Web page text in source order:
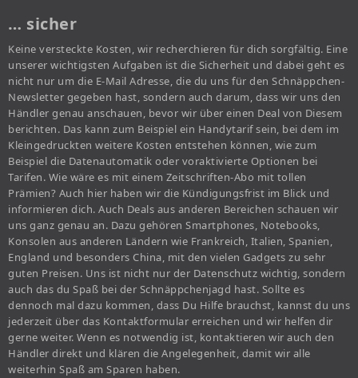
… sicher
Keine versteckte Kosten, wir recherchieren für dich sorgfältig. Eine
unserer wichtigsten Aufgaben ist die Sicherheit und dabei geht es
nicht nur um die E-Mail Adresse, die du uns für den Schnäppchen-
Newsletter gegeben hast, sondern auch darum, dass wir uns den
Händler genau anschauen, bevor wir über einen Deal von Diesem
berichten. Das kann zum Beispiel ein Handytarif sein, bei dem im
Kleingedruckten weitere Kosten entstehen können, wie zum
Beispiel die Datenautomatik oder voraktivierte Optionen bei
Tarifen. Wie wäre es mit einem Zeitschriften-Abo mit tollen
Prämien? Auch hier haben wir die Kündigungsfrist im Blick und
informieren dich. Auch Deals aus anderen Bereichen schauen wir
uns ganz genau an. Dazu gehören Smartphones, Notebooks,
Konsolen aus anderen Ländern wie Frankreich, Italien, Spanien,
England und besonders China, mit den vielen Gadgets zu sehr
guten Preisen. Uns ist nicht nur der Datenschutz wichtig, sondern
auch das du Spaß bei der Schnäppchenjagd hast. Sollte es
dennoch mal dazu kommen, dass Du Hilfe brauchst, kannst du uns
jederzeit über das Kontaktformular erreichen und wir helfen dir
gerne weiter. Wenn es notwendig ist, kontaktieren wir auch den
Händler direkt und klären die Angelegenheit, damit wir alle
weiterhin Spaß am Sparen haben.